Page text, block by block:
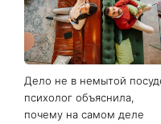
Дело не в немытой
психолог объяснила,
почему на самом деле